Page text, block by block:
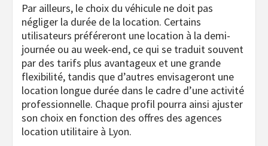
Par ailleurs, le choix du véhicule ne doit pas
négliger la durée de la location. Certains
utilisateurs préféreront une location à la demi-
journée ou au week-end, ce qui se traduit souvent
par des tarifs plus avantageux et une grande
flexibilité, tandis que d’autres envisageront une
location longue durée dans le cadre d’une activité
professionnelle. Chaque profil pourra ainsi ajuster
son choix en fonction des offres des agences
location utilitaire à Lyon.